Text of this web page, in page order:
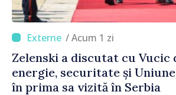
/ Acum 1 zi
Zelenski a discutat cu Vucic
energie, securitate și
în prima sa vizită în Serbia